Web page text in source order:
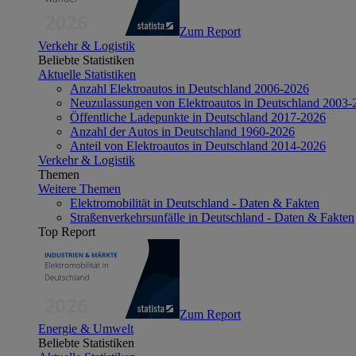
Zum Report
Verkehr & Logistik
Beliebte Statistiken
Aktuelle Statistiken
Anzahl Elektroautos in Deutschland 2006-2026
Neuzulassungen von Elektroautos in Deutschland 2003-
Öffentliche Ladepunkte in Deutschland 2017-2026
Anzahl der Autos in Deutschland 1960-2026
Anteil von Elektroautos in Deutschland 2014-2026
Verkehr & Logistik
Themen
Weitere Themen
Elektromobilität in Deutschland - Daten & Fakten
Straßenverkehrsunfälle in Deutschland - Daten & Fakten
Top Report
Zum Report
Energie & Umwelt
Beliebte Statistiken